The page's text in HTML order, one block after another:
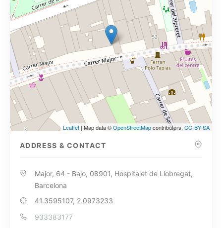
Leaflet | Map data ©OpenStreetMapcontributors, CC-BY-SA
ADDRESS & CONTACT
Major, 64 - Bajo, 08901, Hospitalet de Llobregat,
Barcelona
41.3595107, 2.0973233
933383177